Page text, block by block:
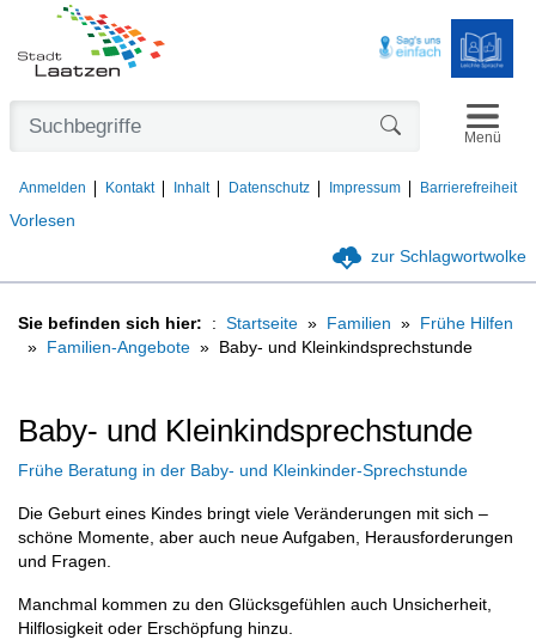
Vorlesen
Anmelden Kontakt Inhalt Datenschutz Impressum Barrierefreiheit
Menü
zur Schlagwortwolke
Sie befinden sich hier: Startseite Familien
Frühe Hilfen
Familien-Angebote
Baby- und Kleinkindsprechstunde
Baby- und Kleinkindsprechstunde
Frühe Beratung in der Baby- und Kleinkinder-Sprechstunde
Die Geburt eines Kindes bringt viele Veränderungen mit sich –
schöne Momente, aber auch neue Aufgaben, Herausforderungen
und Fragen.
Manchmal kommen zu den Glücksgefühlen auch Unsicherheit,
Hilflosigkeit oder Erschöpfung hinzu.